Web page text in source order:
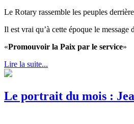
Le Rotary rassemble les peuples
Il est vrai qu’à cette époque le
«Promouvoir la Paix par le service»
Lire la suite...
Le portrait du mois :